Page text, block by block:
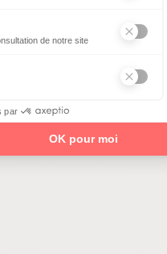
de notre site
par
OK pour moi